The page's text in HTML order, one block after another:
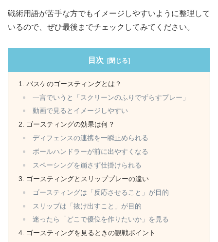
戦術用語が苦手な方でもイメージしやすいように整理して
いるので、ぜひ最後までチェックしてみてください。
目次
バスケのゴースティングとは？
一言でいうと「スクリーンのふりでずらすプレー」
動画で見るとイメージしやすい
ゴースティングの効果は何？
ディフェンスの連携を一瞬止められる
ボールハンドラーが前に出やすくなる
スペーシングを崩さず仕掛けられる
ゴースティングとスリッププレーの違い
ゴースティングは「反応させること」が目的
スリップは「抜け出すこと」が目的
迷ったら「どこで優位を作りたいか」を見る
ゴースティングを見るときの観戦ポイント